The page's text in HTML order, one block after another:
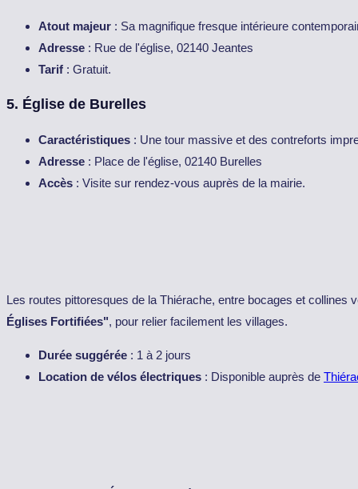
Atout majeur : Sa magnifique fresque intérieure
Adresse : Rue de l'église, 02140 Jeantes
Tarif : Gratuit.
5. Église de Burelles
Caractéristiques : Une tour massive et des contreforts
Adresse : Place de l'église, 02140 Burelles
Accès : Visite sur rendez-vous auprès de la mairie.
Les routes pittoresques de la Thiérache, entre bocages et
Églises Fortifiées", pour relier facilement les villages.
Durée suggérée : 1 à 2 jours
Location de vélos électriques : Disponible auprès de